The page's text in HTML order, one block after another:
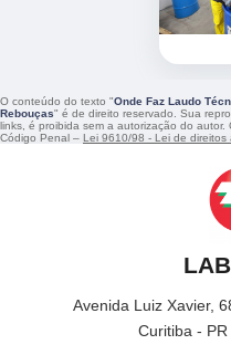
O conteúdo do texto "Onde Faz Laudo
Rebouças" é de direito reservado. Sua
links, é proibida sem a autorização do
Código Penal – Lei 9610/98 - Lei de direitos
Avenida Luiz Xavier,
Curitiba -